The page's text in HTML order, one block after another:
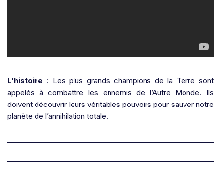
L’histoire : Les plus grands champions de la Terre sont
appelés à combattre les ennemis de l’Autre Monde. Ils
doivent découvrir leurs véritables pouvoirs pour sauver notre
planète de l’annihilation totale.